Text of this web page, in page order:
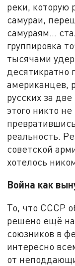
реки, которую
самураи,
самураям...
группировка
тысячами
десятикратно
американцев,
русских за
этого никто
реальность.
советской
хотелось
Война как
То, что СССР
решено ещё
союзников в
интересно
от